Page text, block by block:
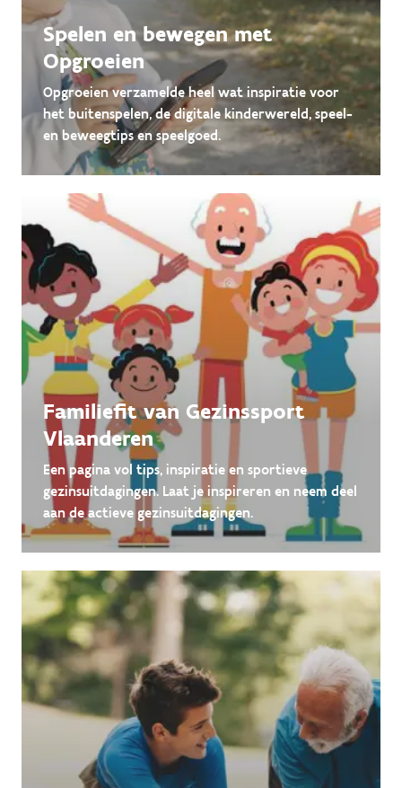
Spelen en bewegen met
Opgroeien
Opgroeien verzamelde heel wat inspiratie voor
het buitenspelen, de digitale kinderwereld, speel-
en beweegtips en speelgoed.
Familiefit van Gezinssport
Vlaanderen
Een pagina vol tips, inspiratie en sportieve
gezinsuitdagingen. Laat je inspireren en neem deel
aan de actieve gezinsuitdagingen.